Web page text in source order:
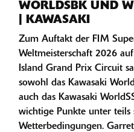
WORLDSBK UND
| KAWASAKI
Zum Auftakt der FIM
Weltmeisterschaft 2026
Island Grand Prix Circuit
sowohl das Kawasaki
auch das Kawasaki
wichtige Punkte unter teils
Wetterbedingungen.